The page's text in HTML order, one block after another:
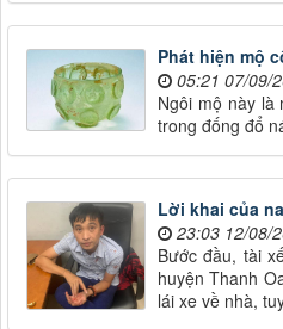
Phát hiện mộ
05:21 07/09/
Ngôi mộ này là
trong đống đổ
Lời khai của
23:03 12/08/
Bước đầu, tài
huyện Thanh
lái xe về nhà,